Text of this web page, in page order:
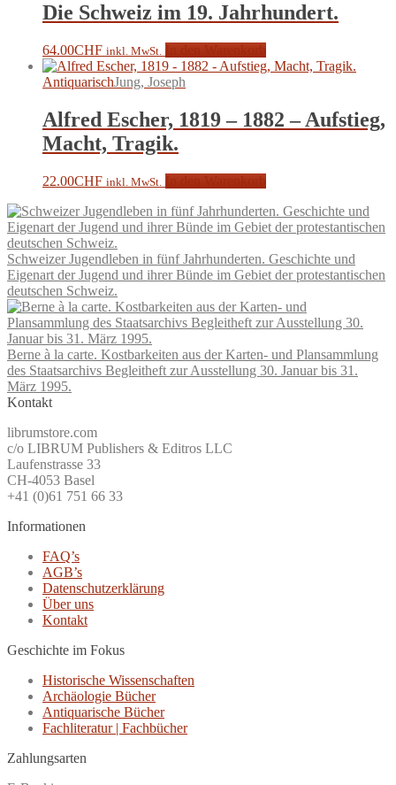
Die Schweiz im 19. Jahrhundert.
64.00CHF inkl. MwSt.
AntiquarischJung, Joseph
Alfred Escher, 1819 – 1882 – Aufstieg,
Macht, Tragik.
22.00CHF inkl. MwSt.
Schweizer Jugendleben in fünf Jahrhunderten. Geschichte und
Eigenart der Jugend und ihrer Bünde im Gebiet der protestantischen
deutschen Schweiz.
Berne à la carte. Kostbarkeiten aus der Karten- und Plansammlung
des Staatsarchivs Begleitheft zur Ausstellung 30. Januar bis 31.
März 1995.
Kontakt
librumstore.com
c/o LIBRUM Publishers & Editros LLC
Laufenstrasse 33
CH-4053 Basel
+41 (0)61 751 66 33
Informationen
FAQ’s
AGB’s
Datenschutzerklärung
Über uns
Kontakt
Geschichte im Fokus
Historische Wissenschaften
Archäologie Bücher
Antiquarische Bücher
Fachliteratur | Fachbücher
Zahlungsarten